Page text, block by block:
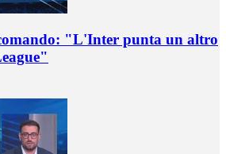
"L'Inter punta un altro